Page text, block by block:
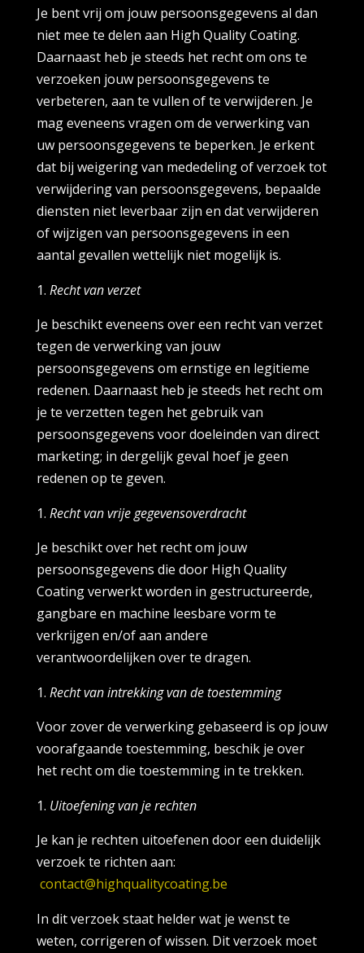
Je bent vrij om jouw persoonsgegevens al dan
niet mee te delen aan High Quality Coating.
Daarnaast heb je steeds het recht om ons te
verzoeken jouw persoonsgegevens te
verbeteren, aan te vullen of te verwijderen. Je
mag eveneens vragen om de verwerking van
uw persoonsgegevens te beperken. Je erkent
dat bij weigering van mededeling of verzoek tot
verwijdering van persoonsgegevens, bepaalde
diensten niet leverbaar zijn en dat verwijderen
of wijzigen van persoonsgegevens in een
aantal gevallen wettelijk niet mogelijk is.
Recht van verzet
Je beschikt eveneens over een recht van verzet
tegen de verwerking van jouw
persoonsgegevens om ernstige en legitieme
redenen. Daarnaast heb je steeds het recht om
je te verzetten tegen het gebruik van
persoonsgegevens voor doeleinden van direct
marketing; in dergelijk geval hoef je geen
redenen op te geven.
Recht van vrije gegevensoverdracht
Je beschikt over het recht om jouw
persoonsgegevens die door High Quality
Coating verwerkt worden in gestructureerde,
gangbare en machine leesbare vorm te
verkrijgen en/of aan andere
verantwoordelijken over te dragen.
Recht van intrekking van de toestemming
Voor zover de verwerking gebaseerd is op jouw
voorafgaande toestemming, beschik je over
het recht om die toestemming in te trekken.
Uitoefening van je rechten
Je kan je rechten uitoefenen door een duidelijk
verzoek te richten aan:
contact@highqualitycoating.be
In dit verzoek staat helder wat je wenst te
weten, corrigeren of wissen. Dit verzoek moet